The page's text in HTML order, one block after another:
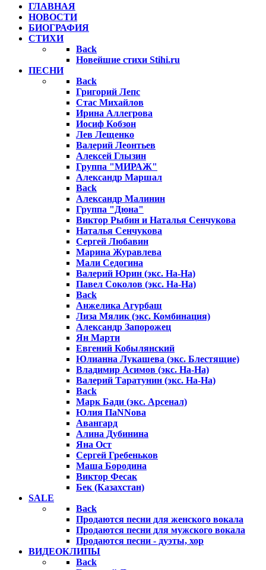
ГЛАВНАЯ
НОВОСТИ
БИОГРАФИЯ
СТИХИ
Back
Новейшие стихи Stihi.ru
ПЕСНИ
Back
Григорий Лепс
Стас Михайлов
Ирина Аллегрова
Иосиф Кобзон
Лев Лещенко
Валерий Леонтьев
Алексей Глызин
Группа "МИРАЖ"
Александр Маршал
Back
Александр Малинин
Группа "Дюна"
Виктор Рыбин и Наталья Сенчукова
Наталья Сенчукова
Сергей Любавин
Марина Журавлева
Мали Седогина
Валерий Юрин (экс. На-На)
Павел Соколов (экс. На-На)
Back
Анжелика Агурбаш
Лиза Мялик (экс. Комбинация)
Александр Запорожец
Ян Марти
Евгений Кобылянский
Юлианна Лукашева (экс. Блестящие)
Владимир Асимов (экс. На-На)
Валерий Таратунин (экс. На-На)
Back
Марк Бади (экс. Арсенал)
Юлия ПаNNова
Авангард
Алина Дубинина
Яна Ост
Сергей Гребеньков
Маша Бородина
Виктор Фесак
Бек (Казахстан)
SALE
Back
Продаются песни для женского вокала
Продаются песни для мужского вокала
Продаются песни - дуэты, хор
ВИДЕОКЛИПЫ
Back